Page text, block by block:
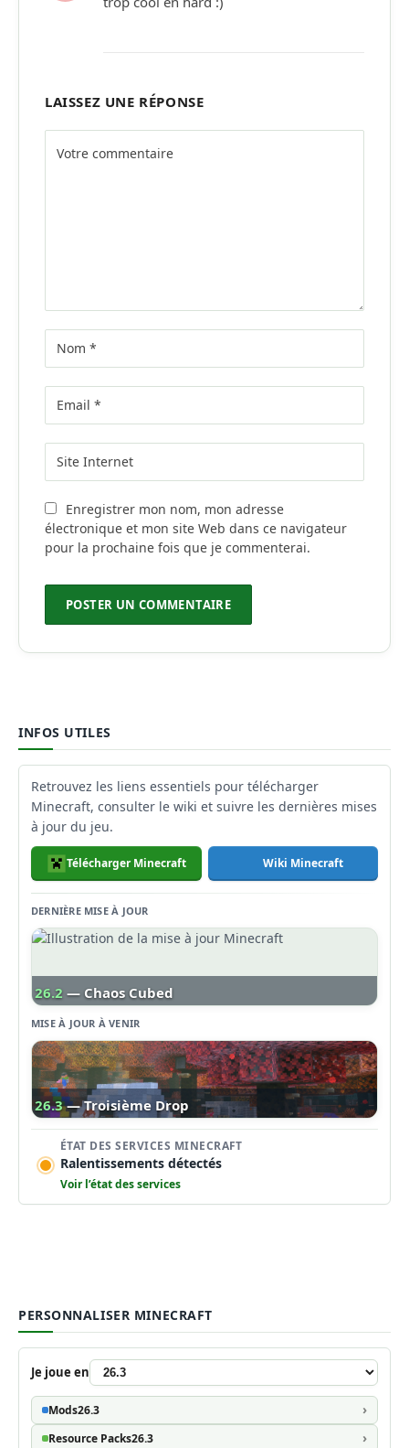
LAISSEZ UNE RÉPONSE
Enregistrer mon nom, mon adresse
électronique et mon site Web dans ce navigateur
pour la prochaine fois que je commenterai.
INFOS UTILES
Retrouvez les liens essentiels pour télécharger
Minecraft, consulter le wiki et suivre les dernières mises
à jour du jeu.
Télécharger Minecraft Wiki Minecraft
DERNIÈRE MISE À JOUR
26.2 — Chaos Cubed
MISE À JOUR À VENIR
26.3 — Troisième Drop
ÉTAT DES SERVICES MINECRAFT
Ralentissements détectés
Voir l’état des services
PERSONNALISER MINECRAFT
Je joue en
Mods26.3
Resource Packs26.3